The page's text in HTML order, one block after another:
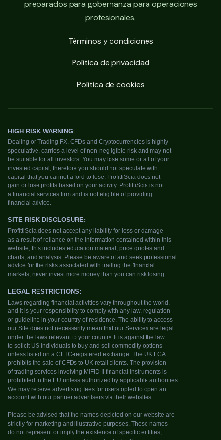
preparados para gobernanza para operaciones
profesionales.
Términos y condiciones
Política de privacidad
Política de cookies